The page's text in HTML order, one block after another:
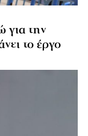
για την
το έργο